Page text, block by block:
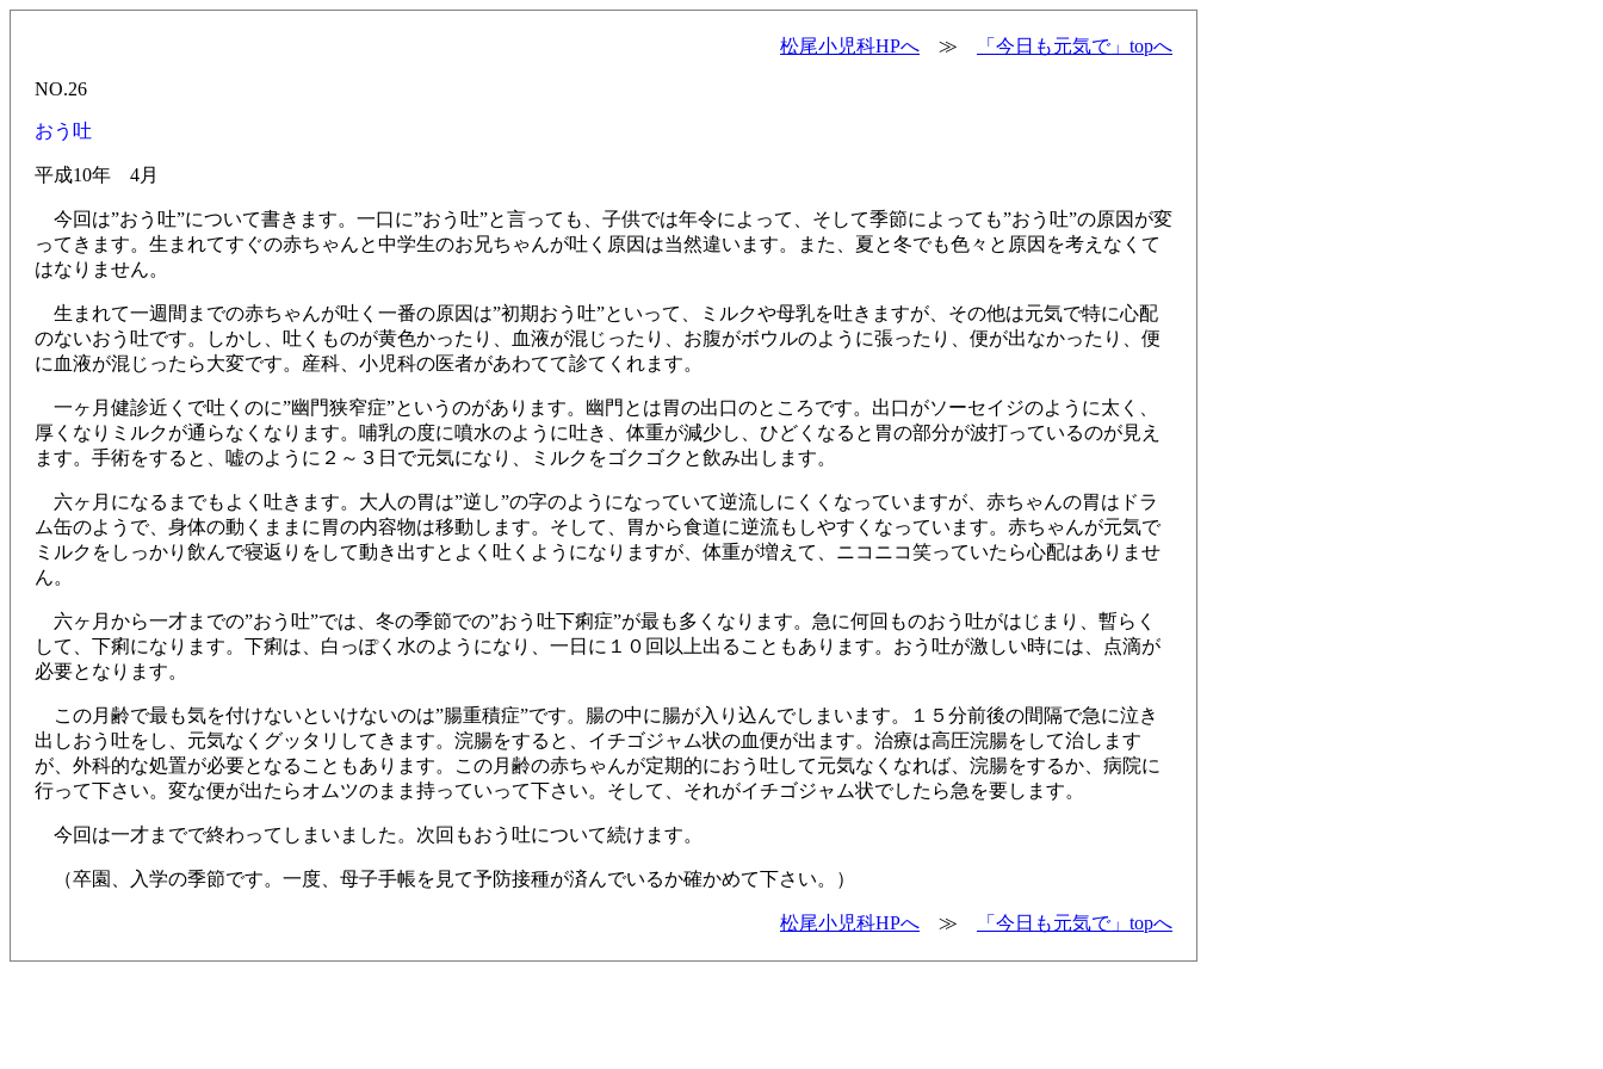
松尾小児科HPへ ≫ 「今日も元気で」topへ
NO.26
おう吐
平成10年 4月
今回は”おう吐”について書きます。一口に”おう吐”と言っても、子供では年令によって、そして季節によっても”おう吐”の原因が変
ってきます。生まれてすぐの赤ちゃんと中学生のお兄ちゃんが吐く原因は当然違います。また、夏と冬でも色々と原因を考えなくて
はなりません。
生まれて一週間までの赤ちゃんが吐く一番の原因は”初期おう吐”といって、ミルクや母乳を吐きますが、その他は元気で特に心配
のないおう吐です。しかし、吐くものが黄色かったり、血液が混じったり、お腹がボウルのように張ったり、便が出なかったり、便
に血液が混じったら大変です。産科、小児科の医者があわてて診てくれます。
一ヶ月健診近くで吐くのに”幽門狭窄症”というのがあります。幽門とは胃の出口のところです。出口がソーセイジのように太く、
厚くなりミルクが通らなくなります。哺乳の度に噴水のように吐き、体重が減少し、ひどくなると胃の部分が波打っているのが見え
ます。手術をすると、嘘のように２～３日で元気になり、ミルクをゴクゴクと飲み出します。
六ヶ月になるまでもよく吐きます。大人の胃は”逆し”の字のようになっていて逆流しにくくなっていますが、赤ちゃんの胃はドラ
ム缶のようで、身体の動くままに胃の内容物は移動します。そして、胃から食道に逆流もしやすくなっています。赤ちゃんが元気で
ミルクをしっかり飲んで寝返りをして動き出すとよく吐くようになりますが、体重が増えて、ニコニコ笑っていたら心配はありませ
ん。
六ヶ月から一才までの”おう吐”では、冬の季節での”おう吐下痢症”が最も多くなります。急に何回ものおう吐がはじまり、暫らく
して、下痢になります。下痢は、白っぽく水のようになり、一日に１０回以上出ることもあります。おう吐が激しい時には、点滴が
必要となります。
この月齢で最も気を付けないといけないのは”腸重積症”です。腸の中に腸が入り込んでしまいます。１５分前後の間隔で急に泣き
出しおう吐をし、元気なくグッタリしてきます。浣腸をすると、イチゴジャム状の血便が出ます。治療は高圧浣腸をして治します
が、外科的な処置が必要となることもあります。この月齢の赤ちゃんが定期的におう吐して元気なくなれば、浣腸をするか、病院に
行って下さい。変な便が出たらオムツのまま持っていって下さい。そして、それがイチゴジャム状でしたら急を要します。
今回は一才までで終わってしまいました。次回もおう吐について続けます。
（卒園、入学の季節です。一度、母子手帳を見て予防接種が済んでいるか確かめて下さい。）
松尾小児科HPへ ≫ 「今日も元気で」topへ